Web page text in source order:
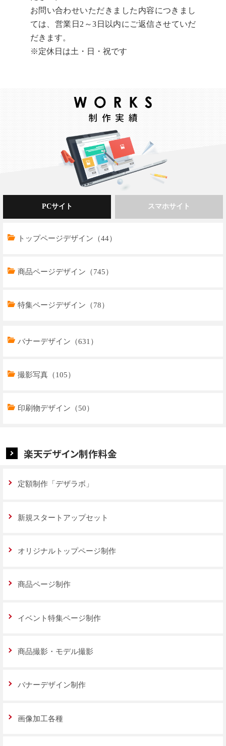
お問い合わせいただきました内容につきまし
ては、営業日2～3日以内にご返信させていだ
だきます。
※定休日は土・日・祝です
PCサイト
トップページデザイン（44）
商品ページデザイン（745）
特集ページデザイン（78）
スマホサイト
トップページデザイン（32）
商品ページデザイン（769）
特集ページデザイン（59）
バナーデザイン（631）
撮影写真（105）
印刷物デザイン（50）
楽天デザイン制作料金
定額制作「デザラボ」
新規スタートアップセット
オリジナルトップページ制作
商品ページ制作
イベント特集ページ制作
商品撮影・モデル撮影
バナーデザイン制作
画像加工各種